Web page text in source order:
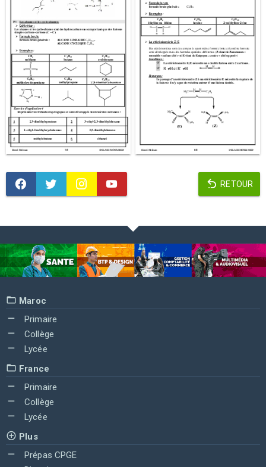
RETOUR
Maroc
Primaire
Collège
Lycée
France
Primaire
Collège
Lycée
Plus
Prépas CPGE